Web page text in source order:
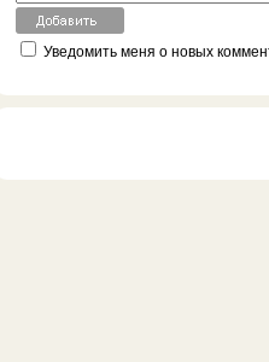
Уведомить меня о новых